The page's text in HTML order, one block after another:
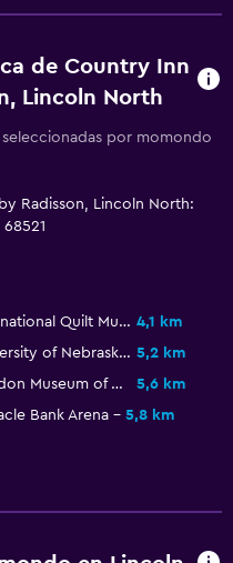
de Country Inn
Lincoln North
por momondo
Radisson, Lincoln North:
International Quilt Museum 4,1 km
University of Nebraska State Museum 5,2 km
Sheldon Museum of Art
5,6 km
Bank Arena 5,8 km